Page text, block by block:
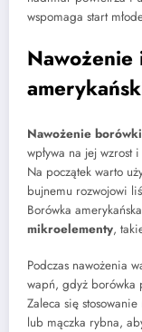
wspomaga start
Nawożenie
wpływa na jej wzrost
Na początek warto
bujnemu rozwojowi
Borówka
mikroelementy,
Podczas nawożenia
wapń, gdyż borówka
Zaleca się
lub mączka rybna,